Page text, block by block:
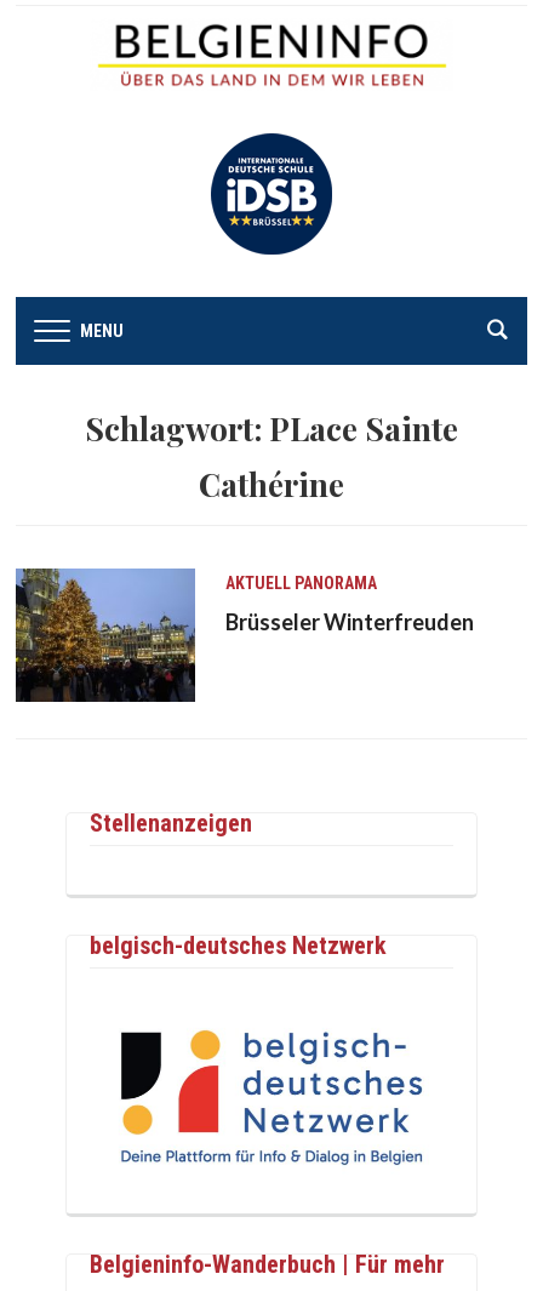
MENU
Schlagwort: PLace Sainte
Cathérine
AKTUELL PANORAMA
Brüsseler Winterfreuden
Stellenanzeigen
belgisch-deutsches Netzwerk
Belgieninfo-Wanderbuch | Für mehr